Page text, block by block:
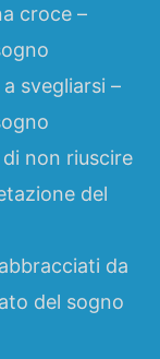
croce –
svegliarsi –
non riuscire
del
da
del sogno